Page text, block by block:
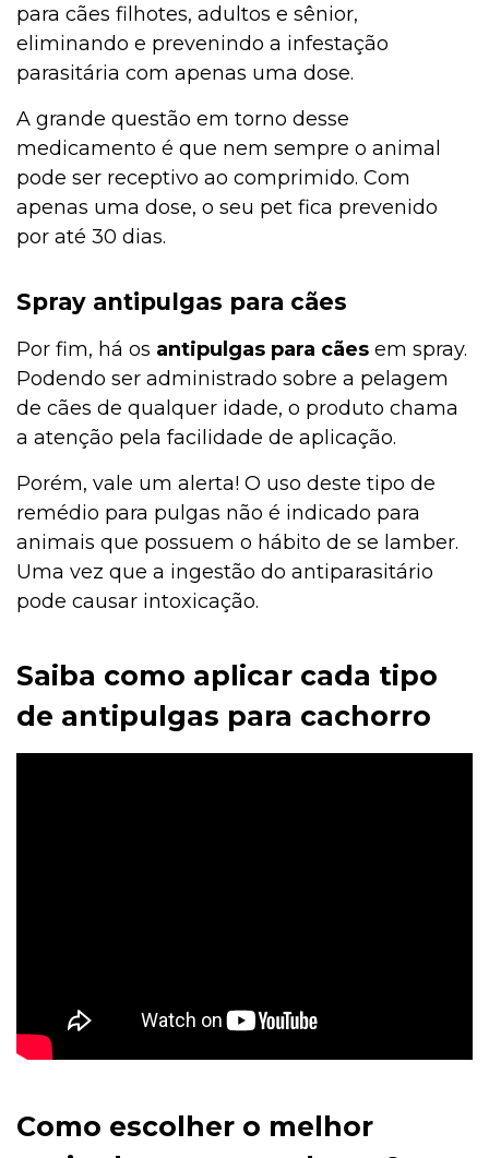
para cães filhotes, adultos e sênior,
eliminando e prevenindo a infestação
parasitária com apenas uma dose.
A grande questão em torno desse
medicamento é que nem sempre o animal
pode ser receptivo ao comprimido. Com
apenas uma dose, o seu pet fica prevenido
por até 30 dias.
Spray antipulgas para cães
Por fim, há os antipulgas para cães em spray.
Podendo ser administrado sobre a pelagem
de cães de qualquer idade, o produto chama
a atenção pela facilidade de aplicação.
Porém, vale um alerta! O uso deste tipo de
remédio para pulgas não é indicado para
animais que possuem o hábito de se lamber.
Uma vez que a ingestão do antiparasitário
pode causar intoxicação.
Saiba como aplicar cada tipo
de antipulgas para cachorro
Como escolher o melhor